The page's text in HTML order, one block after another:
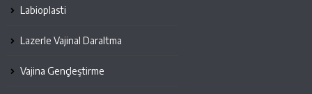
Labioplasti
Lazerle Vajinal Daraltma
Vajina Gençleştirme